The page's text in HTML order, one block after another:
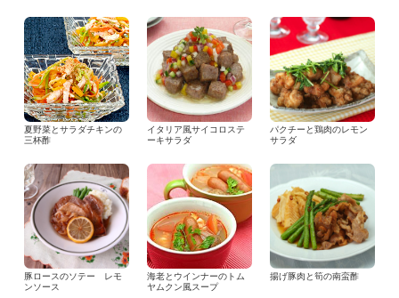
夏野菜とサラダチキンの
三杯酢
イタリア風サイコロステ
ーキサラダ
パクチーと鶏肉のレモン
サラダ
豚ロースのソテー レモ
ンソース
海老とウインナーのトム
ヤムクン風スープ
揚げ豚肉と筍の南蛮酢